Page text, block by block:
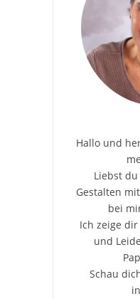
Hallo und
Liebst
Gestalten
bei
Ich zeige
und
Schau